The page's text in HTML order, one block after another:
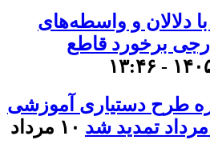
دلالان و واسطه‌های
برخورد قاطع
طرح دستیاری آموزشی
۱۰ مرداد